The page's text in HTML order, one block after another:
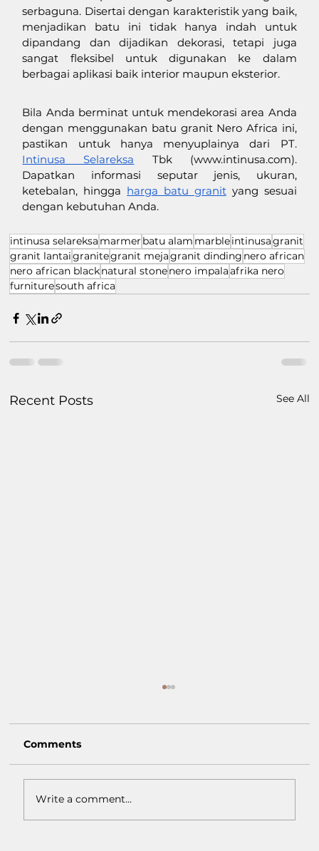
serbaguna. Disertai dengan karakteristik yang baik,
menjadikan batu ini tidak hanya indah untuk
dipandang dan dijadikan dekorasi, tetapi juga
sangat fleksibel untuk digunakan ke dalam
berbagai aplikasi baik interior maupun eksterior.
Bila Anda berminat untuk mendekorasi area Anda
dengan menggunakan batu granit Nero Africa ini,
pastikan untuk hanya menyuplainya dari PT.
Intinusa Selareksa Tbk (www.intinusa.com).
Dapatkan informasi seputar jenis, ukuran,
ketebalan, hingga harga batu granit yang sesuai
dengan kebutuhan Anda.
intinusa selareksa marmer batu alam marbleintinusagranit
granit lantaigranitegranit mejagranit dinding nero african
nero african blacknatural stonenero impalaafrika nero
furnituresouth africa
Recent Posts See All
Comments
Write a comment...